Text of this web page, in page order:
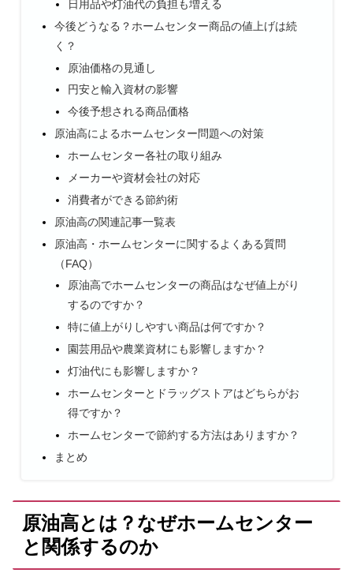
日用品や灯油代の負担も増える
今後どうなる？ホームセンター商品の値上げは続
く？
原油価格の見通し
円安と輸入資材の影響
今後予想される商品価格
原油高によるホームセンター問題への対策
ホームセンター各社の取り組み
メーカーや資材会社の対応
消費者ができる節約術
原油高の関連記事一覧表
原油高・ホームセンターに関するよくある質問
（FAQ）
原油高でホームセンターの商品はなぜ値上がり
するのですか？
特に値上がりしやすい商品は何ですか？
園芸用品や農業資材にも影響しますか？
灯油代にも影響しますか？
ホームセンターとドラッグストアはどちらがお
得ですか？
ホームセンターで節約する方法はありますか？
まとめ
原油高とは？なぜホームセンター
と関係するのか